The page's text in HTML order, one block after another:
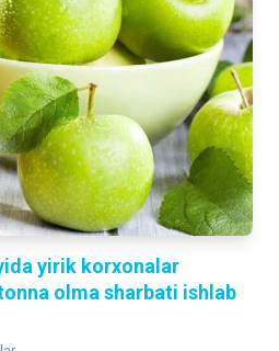
yirik korxonalar
olma sharbati ishlab